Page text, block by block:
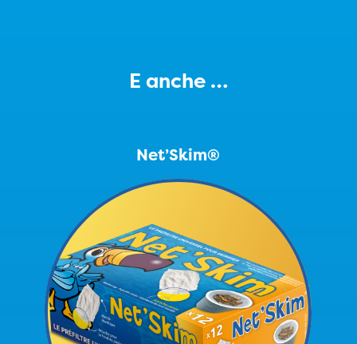
E anche …
Net’Skim®